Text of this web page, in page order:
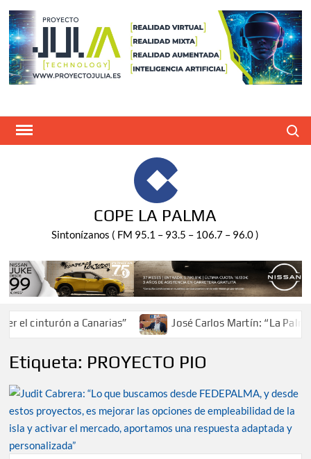
Saltar
contenido
COPE LA PALMA
Sintonízanos ( FM 95.1 – 93.5 – 106.7 – 96.0 )
el cinturón a Canarias” José Carlos Martín: “La Palma
Etiqueta: PROYECTO PIO